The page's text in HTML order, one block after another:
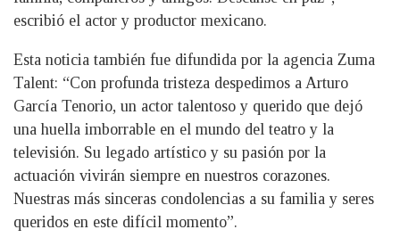
escribió el actor y productor mexicano.
Esta noticia también fue difundida por la agencia Zuma
Talent: “Con profunda tristeza despedimos a Arturo
García Tenorio, un actor talentoso y querido que dejó
una huella imborrable en el mundo del teatro y la
televisión. Su legado artístico y su pasión por la
actuación vivirán siempre en nuestros corazones.
Nuestras más sinceras condolencias a su familia y seres
queridos en este difícil momento”.